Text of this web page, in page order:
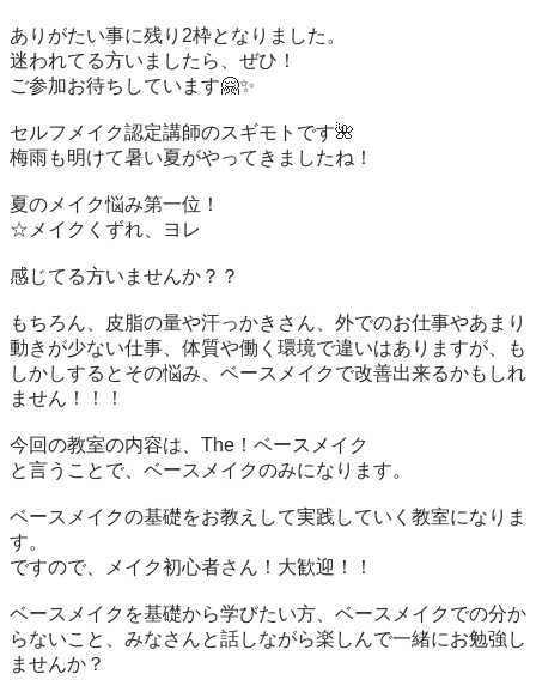
ありがたい事に残り2枠となりました。
迷われてる方いましたら、ぜひ！
ご参加お待ちしています🤗✨
セルフメイク認定講師のスギモトです🌺
梅雨も明けて暑い夏がやってきましたね！
夏のメイク悩み第一位！
☆メイクくずれ、ヨレ
感じてる方いませんか？？
もちろん、皮脂の量や汗っかきさん、外でのお仕事やあまり
動きが少ない仕事、体質や働く環境で違いはありますが、も
しかしするとその悩み、ベースメイクで改善出来るかもしれ
ません！！！
今回の教室の内容は、The！ベースメイク
と言うことで、ベースメイクのみになります。
ベースメイクの基礎をお教えして実践していく教室になりま
す。
ですので、メイク初心者さん！大歓迎！！
ベースメイクを基礎から学びたい方、ベースメイクでの分か
らないこと、みなさんと話しながら楽しんで一緒にお勉強し
ませんか？